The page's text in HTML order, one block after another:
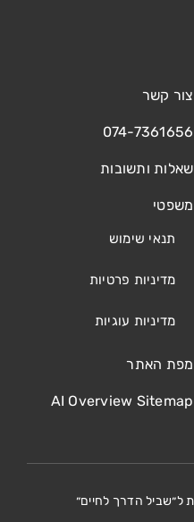
צור קשר
074-7361656
שאלות ותשובות
משפטי
תנאי שימוש
מדיניות פרטיות
מדיניות עוגיות
מפת האתר
AI Overview Sitemap